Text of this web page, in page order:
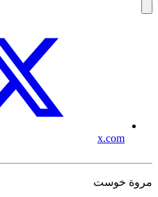
x.com
مروة خوست